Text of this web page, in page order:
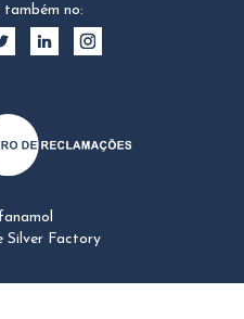
no:
Silver Factory